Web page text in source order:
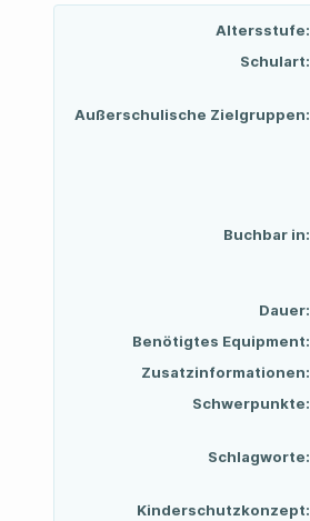
Altersstufe:
Schulart:
Außerschulische Zielgruppen:
Buchbar in:
Dauer:
Benötigtes Equipment:
Zusatzinformationen:
Schwerpunkte:
Schlagworte:
Kinderschutzkonzept: